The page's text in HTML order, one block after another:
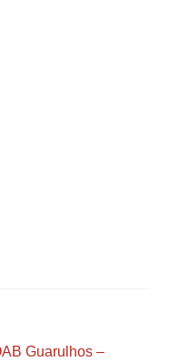
Guarulhos –